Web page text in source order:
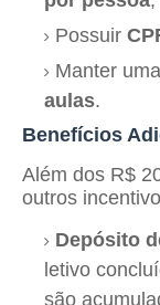
Possuir
Manter
aulas.
Benefícios
Além dos R$
outros
Depósito
letivo
são